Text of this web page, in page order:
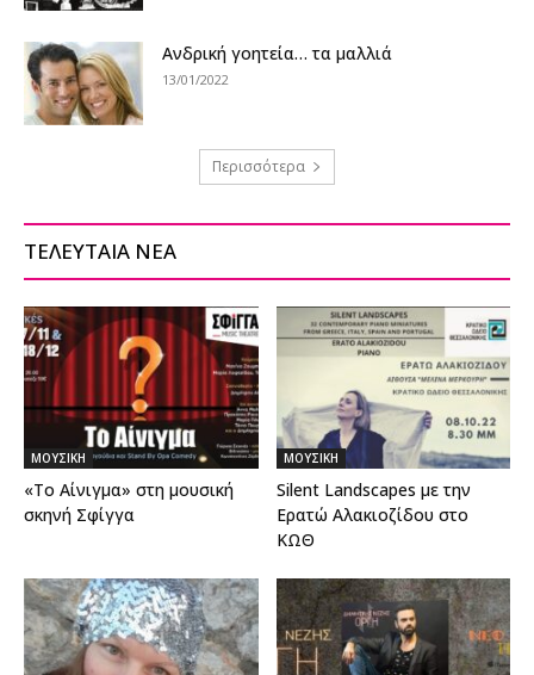
Ανδρική γοητεία… τα μαλλιά
13/01/2022
Περισσότερα
ΤΕΛΕΥΤΑΙΑ ΝΕΑ
ΜΟΥΣΙΚΗ
«Το Αίνιγμα» στη μουσική
σκηνή Σφίγγα
ΜΟΥΣΙΚΗ
Silent Landscapes με την
Ερατώ Αλακιοζίδου στο
ΚΩΘ